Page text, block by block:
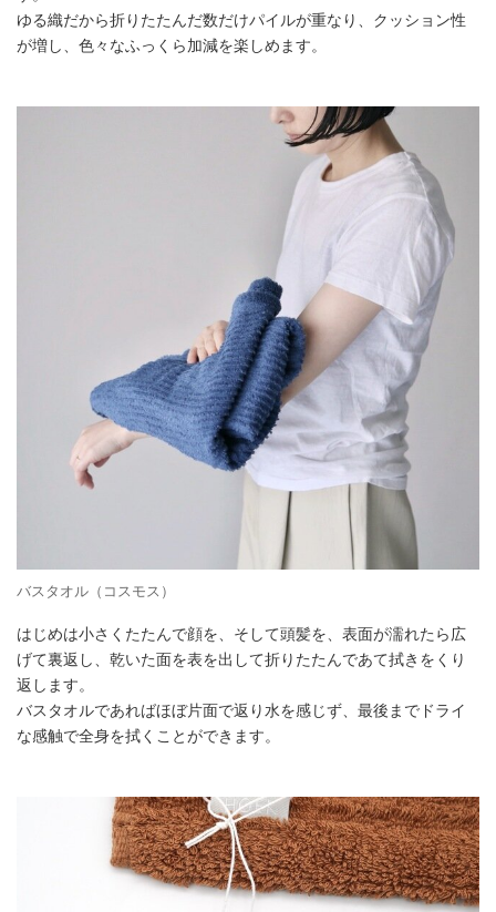
ゆる織だから折りたたんだ数だけパイルが重なり、クッション性
が増し、色々なふっくら加減を楽しめます。
バスタオル（コスモス）
はじめは小さくたたんで顔を、そして頭髪を、表面が濡れたら広
げて裏返し、乾いた面を表を出して折りたたんであて拭きをくり
返します。
バスタオルであればほぼ片面で返り水を感じず、最後までドライ
な感触で全身を拭くことができます。